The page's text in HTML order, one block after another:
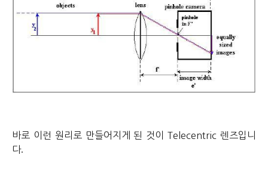
바로 이런 원리로 만들어지게 된 것이 Telecentric 렌즈입니
다.